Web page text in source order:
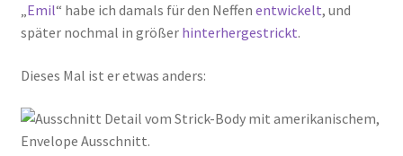
„Emil“ habe ich damals für den Neffen entwickelt, und
später nochmal in größer hinterhergestrickt.
Dieses Mal ist er etwas anders: